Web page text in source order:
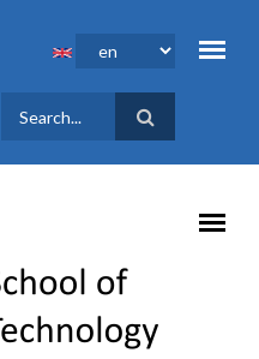
SEARCH
FORM